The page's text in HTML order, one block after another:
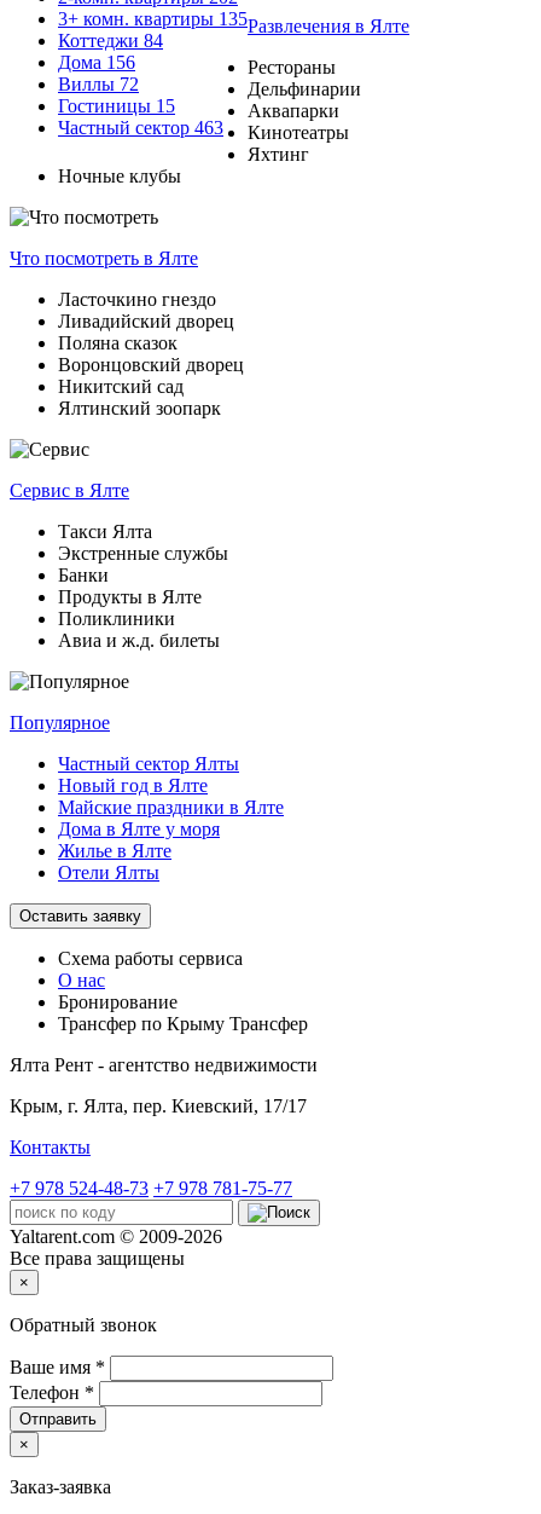
3+ комн. квартиры 135
Коттеджи 84
Дома 156
Виллы 72
Гостиницы 15
Частный сектор 463
Развлечения в Ялте
Рестораны
Дельфинарии
Аквапарки
Кинотеатры
Яхтинг
Ночные клубы
Что посмотреть в Ялте
Ласточкино гнездо
Ливадийский дворец
Поляна сказок
Воронцовский дворец
Никитский сад
Ялтинский зоопарк
Сервис в Ялте
Такси Ялта
Экстренные службы
Банки
Продукты в Ялте
Поликлиники
Авиа и ж.д. билеты
Популярное
Частный сектор Ялты
Новый год в Ялте
Майские праздники в Ялте
Дома в Ялте у моря
Жилье в Ялте
Отели Ялты
Оставить заявку
Схема работы сервиса
О нас
Бронирование
Трансфер по Крыму Трансфер
Ялта Рент - агентство недвижимости
Крым, г. Ялта, пер. Киевский, 17/17
Контакты
+7 978 524-48-73 +7 978 781-75-77
Yaltarent.com © 2009-2026
Все права защищены
×
Обратный звонок
Ваше имя *
Телефон *
Отправить
×
Заказ-заявка